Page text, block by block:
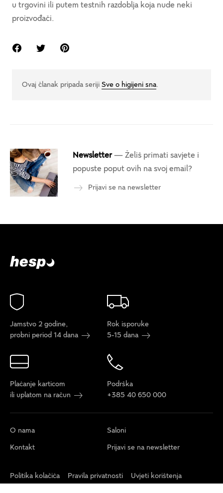
u trgovini ili putem testnih razdoblja koja nude neki
proizvođači.
Ovaj članak pripada seriji Sve o higijeni sna.
Newsletter— Želiš primati savjete i
popuste poput ovih na svoj email?
Prijavi se na newsletter
Jamstvo 2 godine,
probni period 14 dana
Rok isporuke
5-15 dana
Plaćanje karticom
ili uplatom na račun
Podrška
+385 40 650 000
O nama
Saloni
Kontakt
Prijavi se na newsletter
Politika kolačića Pravila privatnosti
Uvjeti korištenja